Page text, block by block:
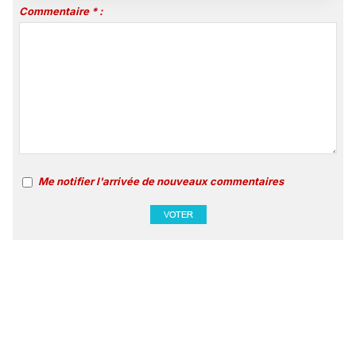
Commentaire * :
Me notifier l'arrivée de nouveaux commentaires